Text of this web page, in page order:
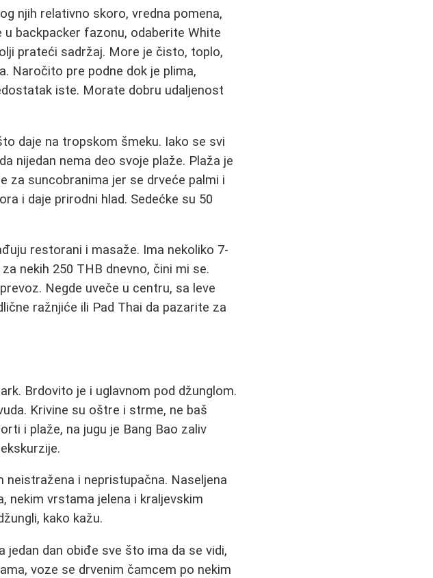
njih relativno skoro, vredna pomena,
backpacker fazonu, odaberite White
prateći sadržaj. More je čisto, toplo,
Naročito pre podne dok je plima,
iste. Morate dobru udaljenost
daje na tropskom šmeku. Iako se svi
nijedan nema deo svoje plaže. Plaža je
za suncobranima jer se drveće palmi i
i daje prirodni hlad. Sedećke su 50
restorani i masaže. Ima nekoliko 7-
nekih 250 THB dnevno, čini mi se.
Negde uveče u centru, sa leve
ražnjiće ili Pad Thai da pazarite za
Brdovito je i uglavnom pod džunglom.
Krivine su oštre i strme, ne baš
i plaže, na jugu je Bang Bao zaliv
neistražena i nepristupačna. Naseljena
nekim vrstama jelena i kraljevskim
kako kažu.
jedan dan obiđe sve što ima da se vidi,
voze se drvenim čamcem po nekim